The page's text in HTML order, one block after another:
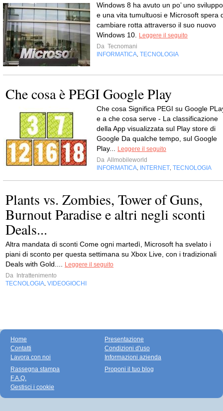
Windows 8 ha avuto un po’ uno sviluppo
e una vita tumultuosi e Microsoft spera
cambiare rotta attraverso il suo nuovo
Windows 10.
Leggere il seguito
Da Tecnomani
INFORMATICA TECNOLOGIA
Che cosa è PEGI Google Play
Che cosa Significa PEGI su Google
e a che cosa serve - La classificazione
della App visualizzata sul Play store di
Google Da qualche tempo, sul Google
Play...
Leggere il seguito
Da Allmobileworld
INFORMATICA INTERNET TECNOLOGIA
Plants vs. Zombies, Tower of Guns,
Burnout Paradise e altri negli sconti
Deals...
Altra mandata di sconti Come ogni martedì, Microsoft ha svelato i
piani di sconto per questa settimana su Xbox Live, con i tradizionali
Deals with Gold....
Leggere il seguito
Da Intrattenimento
TECNOLOGIA VIDEOGIOCHI
Home
Contatti
Lavora con noi
Presentazione
Condizioni d'uso
Informazioni azienda
Rassegna stampa
F.A.Q.
Gestisci i cookie
Proponi il tuo blog